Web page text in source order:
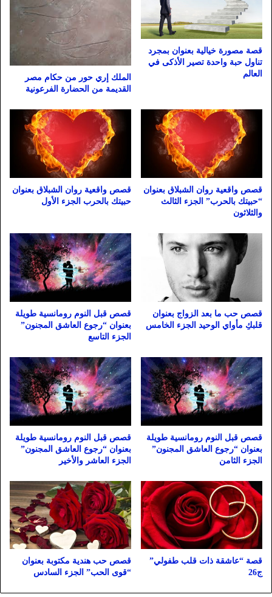
قصة مصورة خيالية بعنوان بمجرد
تناول حبة واحدة تصير الأذكى في
العالم
الملك إري حور من حكام مصر
القديمة من الحضارة الفرعونية
قصص واقعية روان الشبلاق بعنوان
“حبيتك بالحرب” الجزء الثالث
والثلاثون
قصص واقعية روان الشبلاق بعنوان
حبيتك بالحرب الجزء الأول
قصص حب ما بعد الزواج بعنوان
قلبكِ مأواي الوحيد الجزء الخامس
قصص قبل النوم رومانسية طويلة
بعنوان “رجوع العاشق المجنون”
الجزء التاسع
قصص قبل النوم رومانسية طويلة
بعنوان “رجوع العاشق المجنون”
الجزء الثامن
قصص قبل النوم رومانسية طويلة
بعنوان “رجوع العاشق المجنون”
الجزء العاشر والأخير
قصة “عاشقة ذات قلب طفولي”
ج26
قصص حب هندية مكتوبة بعنوان
“قوى الحب” الجزء السادس